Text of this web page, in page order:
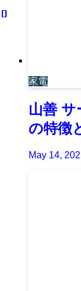
家電
山善 サ
の特徴
May 14,